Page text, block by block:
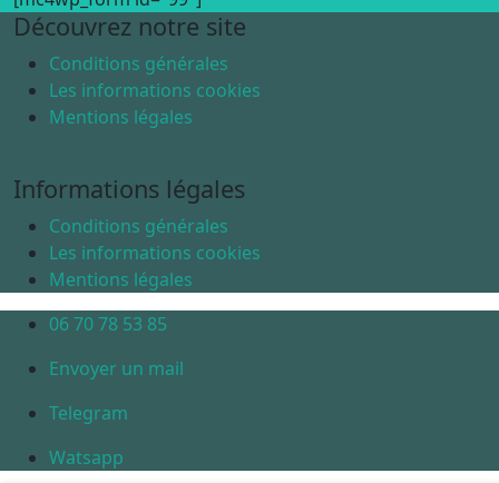
Découvrez notre site
Conditions générales
Les informations cookies
Mentions légales
Informations légales
Conditions générales
Les informations cookies
Mentions légales
06 70 78 53 85
Envoyer un mail
Telegram
Watsapp